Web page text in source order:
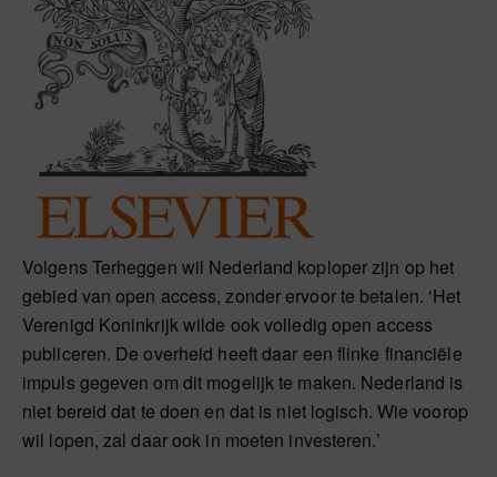
Volgens Terheggen wil Nederland koploper zijn op het
gebied van open access, zonder ervoor te betalen. ‘Het
Verenigd Koninkrijk wilde ook volledig open access
publiceren. De overheid heeft daar een flinke financiële
impuls gegeven om dit mogelijk te maken. Nederland is
niet bereid dat te doen en dat is niet logisch. Wie voorop
wil lopen, zal daar ook in moeten investeren.’